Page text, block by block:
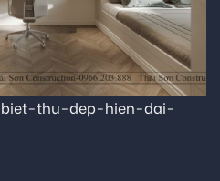
thu-dep-hien-dai-